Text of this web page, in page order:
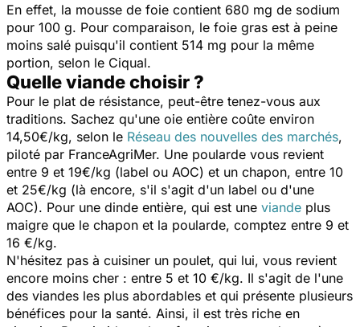
En effet, la mousse de foie contient 680 mg de sodium
pour 100 g. Pour comparaison, le foie gras est à peine
moins salé puisqu'il contient 514 mg pour la même
portion, selon le Ciqual.
Quelle viande choisir ?
Pour le plat de résistance, peut-être tenez-vous aux
traditions. Sachez qu'une oie entière coûte environ
14,50€/kg, selon le Réseau des nouvelles des marchés,
piloté par FranceAgriMer. Une poularde vous revient
entre 9 et 19€/kg (label ou AOC) et un chapon, entre 10
et 25€/kg (là encore, s'il s'agit d'un label ou d'une
AOC). Pour une dinde entière, qui est une viande plus
maigre que le chapon et la poularde, comptez entre 9 et
16 €/kg.
N'hésitez pas à cuisiner un poulet, qui lui, vous revient
encore moins cher : entre 5 et 10 €/kg. Il s'agit de l'une
des viandes les plus abordables et qui présente plusieurs
bénéfices pour la santé. Ainsi, il est très riche en